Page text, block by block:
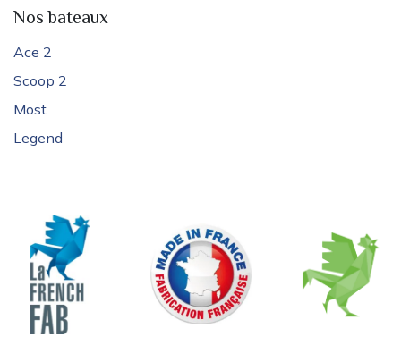
Nos bateaux
Ace 2
Scoop 2
Most
Legend